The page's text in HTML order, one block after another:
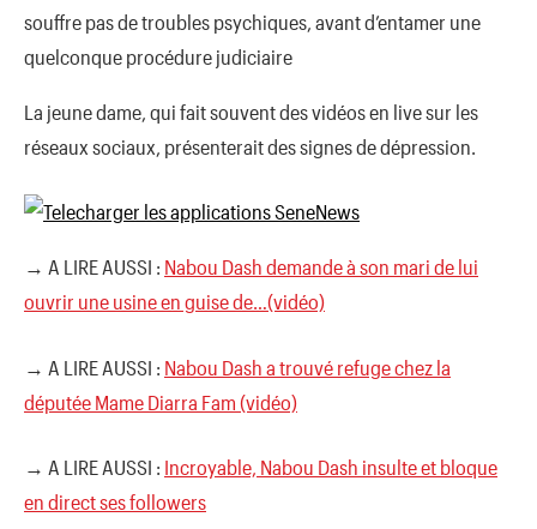
souffre pas de troubles psychiques, avant d’entamer une
quelconque procédure judiciaire
La jeune dame, qui fait souvent des vidéos en live sur les
réseaux sociaux, présenterait des signes de dépression.
→ A LIRE AUSSI : Nabou Dash demande à son mari de lui
ouvrir une usine en guise de…(vidéo)
→ A LIRE AUSSI : Nabou Dash a trouvé refuge chez la
députée Mame Diarra Fam (vidéo)
→ A LIRE AUSSI : Incroyable, Nabou Dash insulte et bloque
en direct ses followers